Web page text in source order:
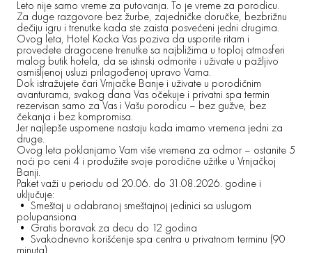
Leto nije samo vreme za putovanja. To je vreme za porodicu.
Za duge razgovore bez žurbe, zajedničke doručke, bezbrižnu
dečiju igru i trenutke kada ste zaista posvećeni jedni drugima.
Ovog leta, Hotel Kocka Vas poziva da usporite ritam i
provedete dragocene trenutke sa najbližima u toploj atmosferi
malog butik hotela, da se istinski odmorite i uživate u pažljivo
osmišljenoj usluzi prilagođenoj upravo Vama.
Dok istražujete čari Vrnjačke Banje i uživate u porodičnim
avanturama, svakog dana Vas očekuje i privatni spa termin
rezervisan samo za Vas i Vašu porodicu – bez gužve, bez
čekanja i bez kompromisa.
Jer najlepše uspomene nastaju kada imamo vremena jedni za
druge.
Ovog leta poklanjamo Vam više vremena za odmor – ostanite 5
noći po ceni 4 i produžite svoje porodične užitke u Vrnjačkoj
Banji.
Paket važi u periodu od 20.06. do 31.08.2026. godine i
uključuje:
• Smeštaj u odabranoj smeštajnoj jedinici sa uslugom
polupansiona
• Gratis boravak za decu do 12 godina
• Svakodnevno korišćenje spa centra u privatnom terminu (90